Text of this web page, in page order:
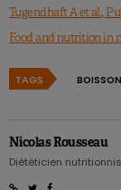
Tugendhaft A et al.,
Food and nutrition in
TAGS
Nicolas Rousseau
Diététicien